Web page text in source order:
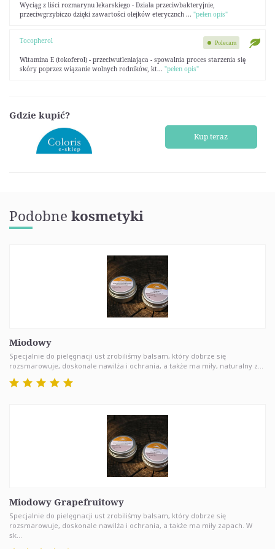
Wyciąg z liści rozmarynu lekarskiego - Działa przeciwbakteryjnie,
przeciwgrzybiczo dzięki zawartości olejków eterycznch ... "pełen opis"
Tocopherol
Witamina E (tokoferol) - przeciwutleniająca - spowalnia proces starzenia się
skóry poprzez wiązanie wolnych rodników, kt... "pełen opis"
Polecam
Gdzie kupić?
Kup teraz
Podobne kosmetyki
Miodowy
Specjalnie do pielęgnacji ust zrobiliśmy balsam, który dobrze się
rozsmarowuje, doskonale nawilża i ochrania, a także ma miły, naturalny z...
Miodowy Grapefruitowy
Specjalnie do pielęgnacji ust zrobiliśmy balsam, który dobrze się
rozsmarowuje, doskonale nawilża i ochrania, a także ma miły zapach. W
sk...